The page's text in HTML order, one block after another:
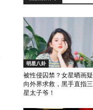
明星八卦
被性侵囚禁？女星晒画疑
向外界求救，黑手直指三
星太子爷！